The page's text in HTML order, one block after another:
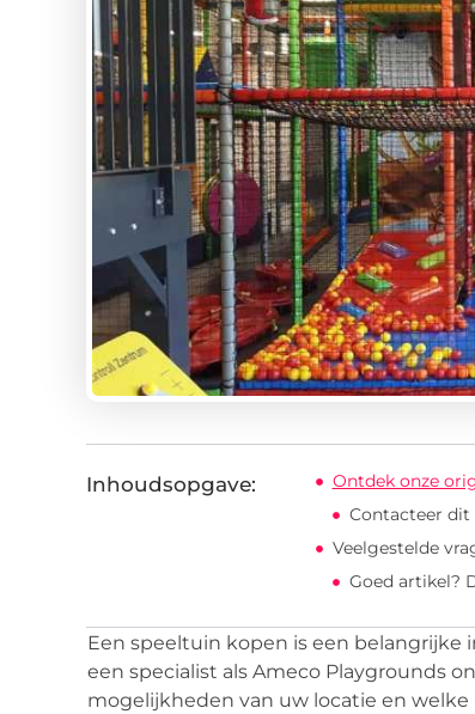
Inhoudsopgave:
Ontdek onze
Contacteer
Veelgestelde
Goed artikel?
Een speeltuin kopen is een belangrijke
een specialist als Ameco Playgrounds
mogelijkheden van uw locatie en welke